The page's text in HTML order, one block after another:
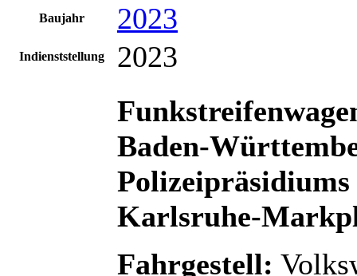
Baujahr 2023
Indienststellung
2023
Baden-
Karlsruhe-
Fahrgestell: